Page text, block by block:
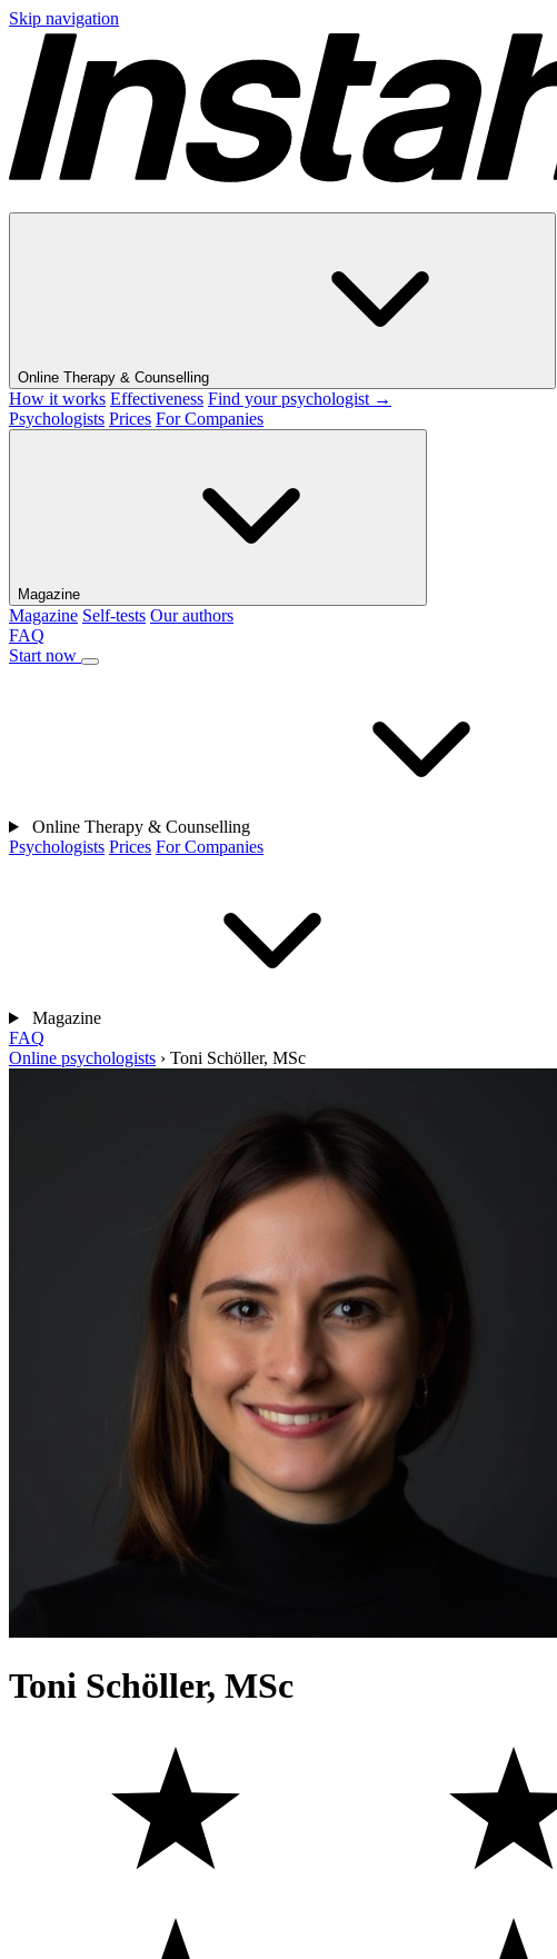
Skip navigation
Online Therapy & Counselling
How it works Effectiveness Find your psychologist →
Psychologists Prices For Companies
Magazine
Magazine Self-tests Our authors
FAQ
Start now
Online Therapy & Counselling
Psychologists Prices For Companies
Magazine
FAQ
Online psychologists › Toni Schöller, MSc
Toni Schöller, MSc